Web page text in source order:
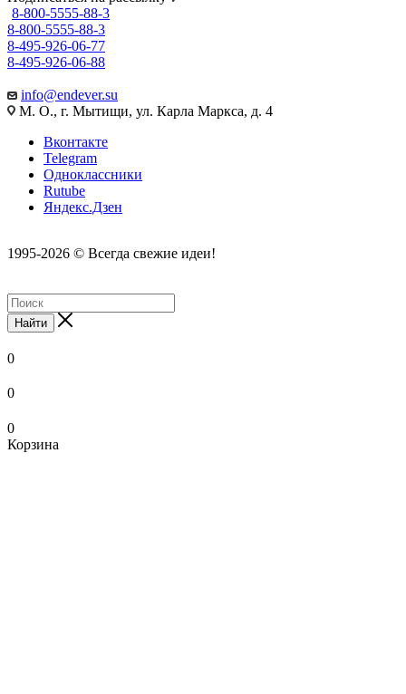
8-800-5555-88-3
8-800-5555-88-3
8-495-926-06-77
8-495-926-06-88
info@endever.su
М. О., г. Мытищи, ул. Карла Маркса, д. 4
Вконтакте
Telegram
Одноклассники
Rutube
Яндекс.Дзен
1995-2026 © Всегда свежие идеи!
Найти
0
0
0
Корзина